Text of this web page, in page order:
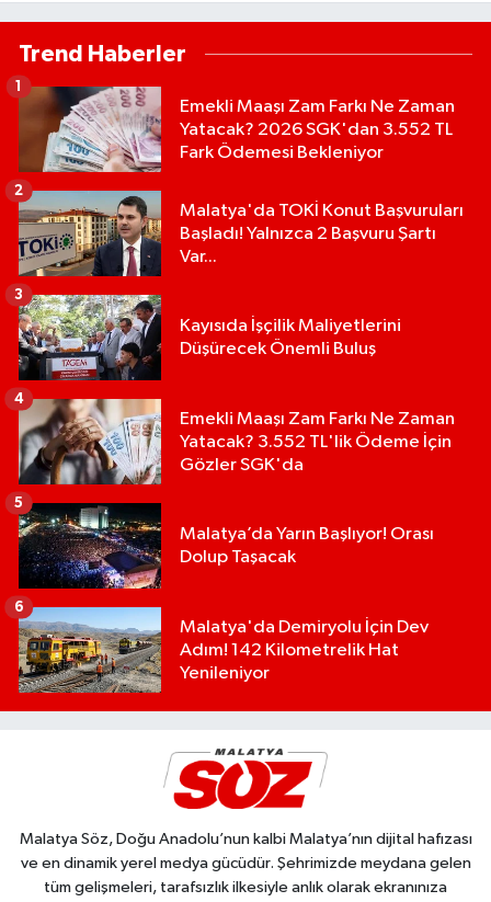
Trend Haberler
Emekli Maaşı Zam Farkı Ne Zaman
Yatacak? 2026 SGK'dan 3.552 TL
Fark Ödemesi Bekleniyor
1
Malatya'da TOKİ Konut Başvuruları
Başladı! Yalnızca 2 Başvuru Şartı
Var...
2
Kayısıda İşçilik Maliyetlerini
Düşürecek Önemli Buluş
3
Emekli Maaşı Zam Farkı Ne Zaman
Yatacak? 3.552 TL'lik Ödeme İçin
Gözler SGK'da
4
Malatya’da Yarın Başlıyor! Orası
Dolup Taşacak
5
Malatya'da Demiryolu İçin Dev
Adım! 142 Kilometrelik Hat
Yenileniyor
6
Malatya Söz, Doğu Anadolu’nun kalbi Malatya’nın dijital hafızası
ve en dinamik yerel medya gücüdür. Şehrimizde meydana gelen
tüm gelişmeleri, tarafsızlık ilkesiyle anlık olarak ekranınıza